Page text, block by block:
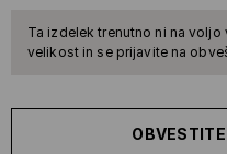
Ta izdelek trenutno ni na
velikost in se prijavite na
OBVESTITE